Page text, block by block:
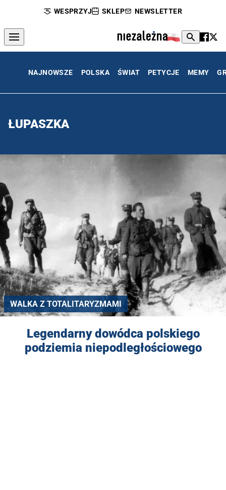
WESPRZYJ SKLEP NEWSLETTER
NAJNOWSZE POLSKA ŚWIAT PETYCJE MEMY
ŁUPASZKA
WALKA Z TOTALITARYZMAMI
Legendarny dowódca polskiego
podziemia niepodległościowego